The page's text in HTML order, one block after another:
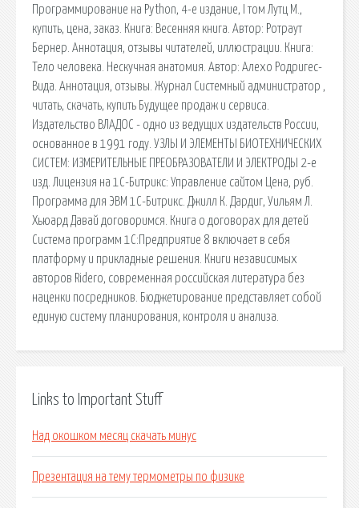
Программирование на Python, 4-е издание, I том Лутц М.,
купить, цена, заказ. Книга: Весенняя книга. Автор: Ротраут
Бернер. Аннотация, отзывы читателей, иллюстрации. Книга:
Тело человека. Нескучная анатомия. Автор: Алехо Родригес-
Вида. Аннотация, отзывы. Журнал Системный администратор ,
читать, скачать, купить Будущее продаж и сервиса.
Издательство ВЛАДОС - одно из ведущих издательств России,
основанное в 1991 году. УЗЛЫ И ЭЛЕМЕНТЫ БИОТЕХНИЧЕСКИХ
СИСТЕМ: ИЗМЕРИТЕЛЬНЫЕ ПРЕОБРАЗОВАТЕЛИ И ЭЛЕКТРОДЫ 2-е
изд. Лицензия на 1С-Битрикс: Управление сайтом Цена, руб.
Программа для ЭВМ 1С-Битрикс. Джилл К. Дардиг, Уильям Л.
Хьюард Давай договоримся. Книга о договорах для детей
Система программ 1С:Предприятие 8 включает в себя
платформу и прикладные решения. Книги независимых
авторов Ridero, современная российская литература без
наценки посредников. Бюджетирование представляет собой
единую систему планирования, контроля и анализа.
Links to Important Stuff
Над окошком месяц скачать минус
Презентация на тему термометры по физике